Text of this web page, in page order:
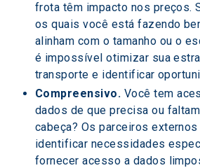
frota têm impacto nos preços.
os quais você está fazendo
alinham com o tamanho ou o
é impossível otimizar sua
transporte e identificar
Compreensivo. Você tem
dados de que precisa ou
cabeça? Os parceiros
identificar necessidades
fornecer acesso a dados